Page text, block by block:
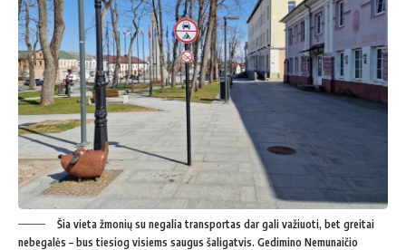
Šia vieta žmonių su negalia transportas dar gali važiuoti, bet greitai
nebegalės – bus tiesiog visiems saugus šaligatvis. Gedimino Nemunaičio